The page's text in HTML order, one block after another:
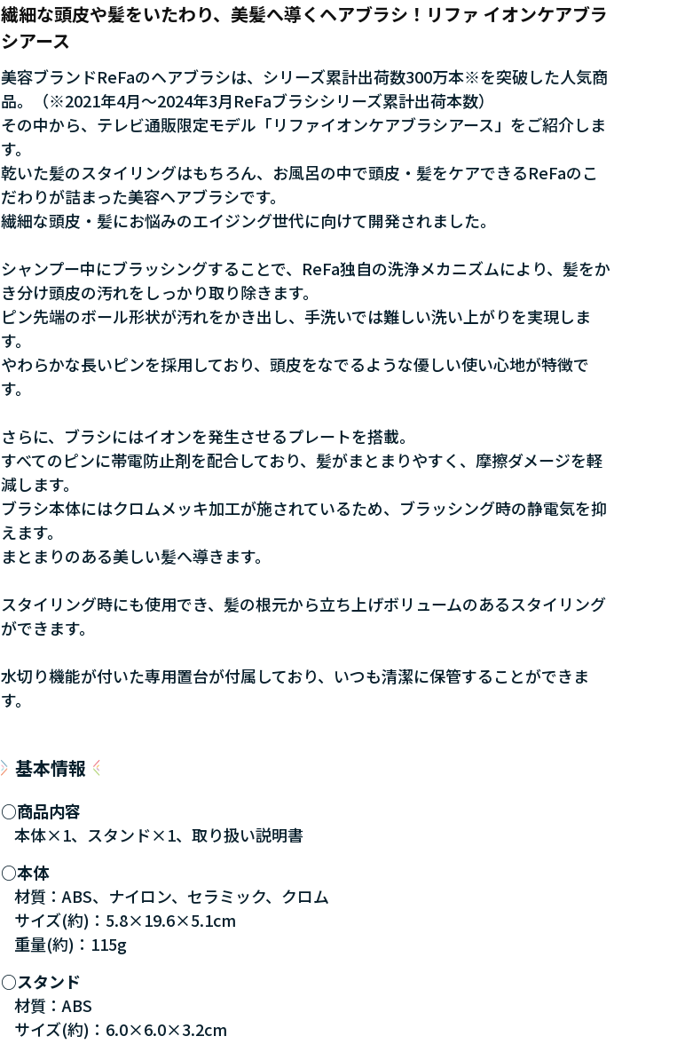
繊細な頭皮や髪をいたわり、美髪へ導くヘアブラシ！リファ イオンケアブラ
シアース
美容ブランドReFaのヘアブラシは、シリーズ累計出荷数300万本※を突破した人気商
品。（※2021年4月～2024年3月ReFaブラシシリーズ累計出荷本数）
その中から、テレビ通販限定モデル「リファイオンケアブラシアース」をご紹介しま
す。
乾いた髪のスタイリングはもちろん、お風呂の中で頭皮・髪をケアできるReFaのこ
だわりが詰まった美容ヘアブラシです。
繊細な頭皮・髪にお悩みのエイジング世代に向けて開発されました。
シャンプー中にブラッシングすることで、ReFa独自の洗浄メカニズムにより、髪をか
き分け頭皮の汚れをしっかり取り除きます。
ピン先端のボール形状が汚れをかき出し、手洗いでは難しい洗い上がりを実現しま
す。
やわらかな長いピンを採用しており、頭皮をなでるような優しい使い心地が特徴で
す。
さらに、ブラシにはイオンを発生させるプレートを搭載。
すべてのピンに帯電防止剤を配合しており、髪がまとまりやすく、摩擦ダメージを軽
減します。
ブラシ本体にはクロムメッキ加工が施されているため、ブラッシング時の静電気を抑
えます。
まとまりのある美しい髪へ導きます。
スタイリング時にも使用でき、髪の根元から立ち上げボリュームのあるスタイリング
ができます。
水切り機能が付いた専用置台が付属しており、いつも清潔に保管することができま
す。
基本情報
商品内容
本体×1、スタンド×1、取り扱い説明書
本体
材質：ABS、ナイロン、セラミック、クロム
サイズ(約)：5.8×19.6×5.1cm
重量(約)：115g
スタンド
材質：ABS
サイズ(約)：6.0×6.0×3.2cm